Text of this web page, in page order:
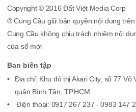
Copyright © 2016 Đất Việt Media Corp
® Cung Cầu giữ bản quyền nội dung
Cung Cầu không chịu trách nhiệm nội
cửa sổ mới
Ban biên tập
Địa chỉ: Khu đô thị Akari City, số 77 Võ
quận Bình Tân, TP.HCM
Điện thoại: 0917 267 237 - 0983 147